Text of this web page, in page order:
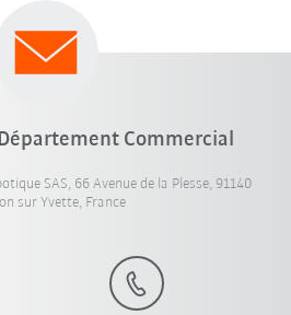
Commercial
SAS, 66 Avenue de la Plesse, 91140
sur Yvette, France